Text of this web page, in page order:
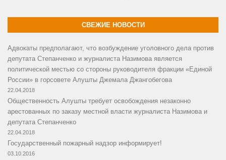
СВЕЖИЕ НОВОСТИ
Адвокаты предполагают, что возбуждение уголовного дела против
депутата Степанченко и журналиста Назимова является
политической местью со стороны руководителя фракции «Единой
России» в горсовете Алушты Джемала Джангобегова
22.04.2018
Общественность Алушты требует освобождения незаконно
арестованных по заказу местной власти журналиста Назимова и
депутата Степанченко
22.04.2018
Государственный пожарный надзор информирует!
03.10.2016